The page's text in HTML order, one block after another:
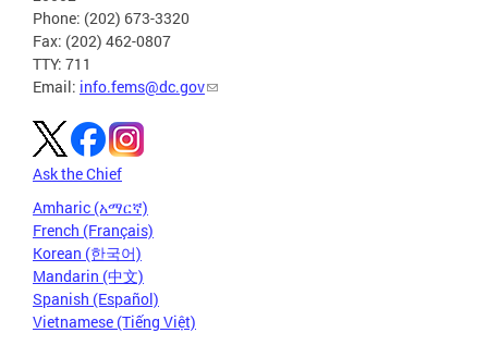
Phone: (202) 673-3320
Fax: (202) 462-0807
TTY: 711
Email: info.fems@dc.gov
Ask the Chief
Amharic (አማርኛ)
French (Français)
Korean (한국어)
Mandarin (中文)
Spanish (Español)
Vietnamese (Tiếng Việt)